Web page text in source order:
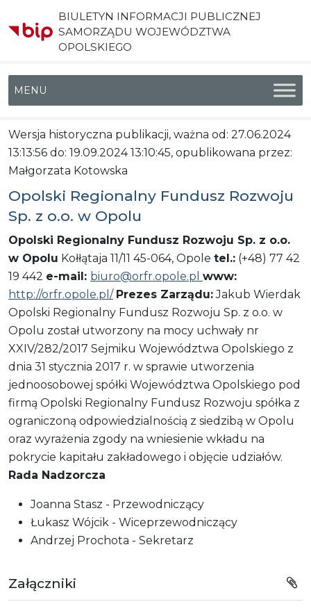
BIULETYN INFORMACJI PUBLICZNEJ
SAMORZĄDU WOJEWÓDZTWA
OPOLSKIEGO
Menu główne
Wersja historyczna publikacji, ważna od: 27.06.2024
13:13:56 do: 19.09.2024 13:10:45, opublikowana przez:
Małgorzata Kotowska
Opolski Regionalny Fundusz Rozwoju
Sp. z o.o. w Opolu
Opolski Regionalny Fundusz Rozwoju Sp. z o.o.
w Opolu Kołłątaja 11/11 45-064, Opole tel.: (+48) 77 42
19 442 e-mail: biuro@orfr.opole.pl www:
http://orfr.opole.pl/ Prezes Zarządu:Jakub Wierdak
Opolski Regionalny Fundusz Rozwoju Sp. z o.o. w
Opolu został utworzony na mocy uchwały nr
XXIV/282/2017 Sejmiku Województwa Opolskiego z
dnia 31 stycznia 2017 r. w sprawie utworzenia
jednoosobowej spółki Województwa Opolskiego pod
firmą Opolski Regionalny Fundusz Rozwoju spółka z
ograniczoną odpowiedzialnością z siedzibą w Opolu
oraz wyrażenia zgody na wniesienie wkładu na
pokrycie kapitału zakładowego i objęcie udziałów.
Rada Nadzorcza
Joanna Stasz - Przewodniczący
Łukasz Wójcik - Wiceprzewodniczący
Andrzej Prochota - Sekretarz
Załączniki